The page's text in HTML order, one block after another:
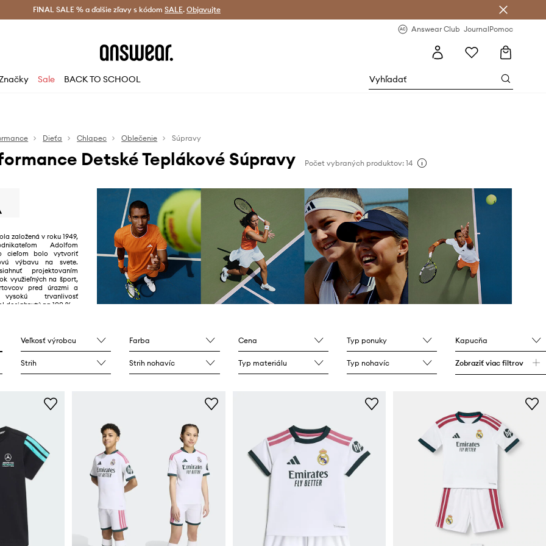
doprava od 60 € > Doručenie aj do 24 h >
FINAL SALE % a ďalšie zľavy s kódom SALE. Objavujte
Answear Club JournalPomoc
Sale BACK TO SCHOOL
Dieťa Chlapec Oblečenie Súpravy
Detské Teplákové Súpravy Počet vybraných produktov: 14
založená v roku 1949,
Adolfom
cieľom bolo vytvoriť
výbavu na svete.
projektovaním
využieľných na šport,
pred úrazmi a
vysokú trvanlivosť
dosiahnutý na 100 %.
Veľkosť výrobcu Farba Cena Typ ponuky Kapucňa
Strih Strih nohavíc Typ materiálu Typ nohavíc Zobraziť viac filtrov